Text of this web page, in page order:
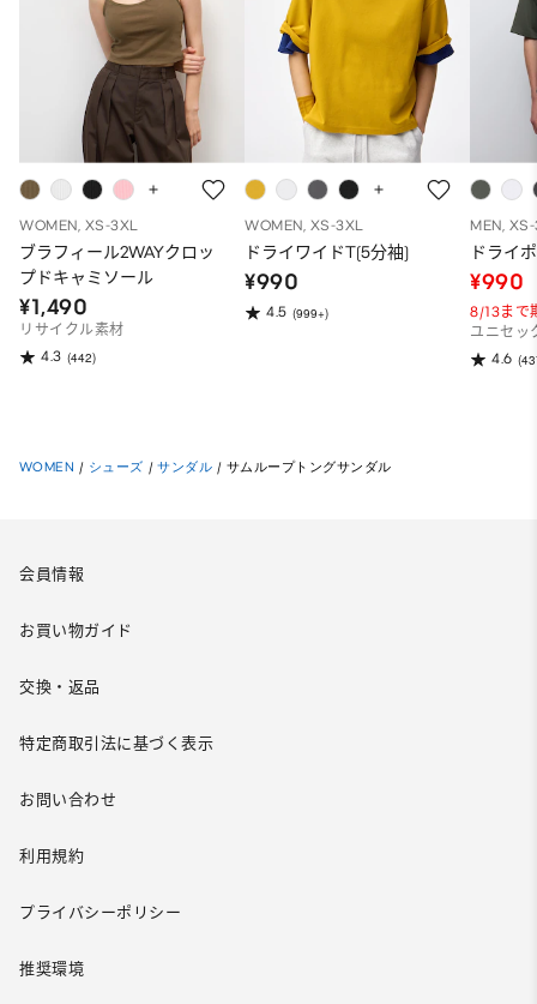
WOMEN, XS-3XL
ブラフィール2WAYクロッ
プドキャミソール
¥1,490
リサイクル素材
4.3 (442)
WOMEN, XS-3XL
ドライワイドT(5分袖)
¥990
4.5 (999+)
MEN,
ドライ
¥990
8/13まで
ユニセッ
4.6
WOMEN / シューズ / サンダル / サムループトングサンダル
会員情報
お買い物ガイド
交換・返品
特定商取引法に基づく表示
お問い合わせ
利用規約
プライバシーポリシー
推奨環境